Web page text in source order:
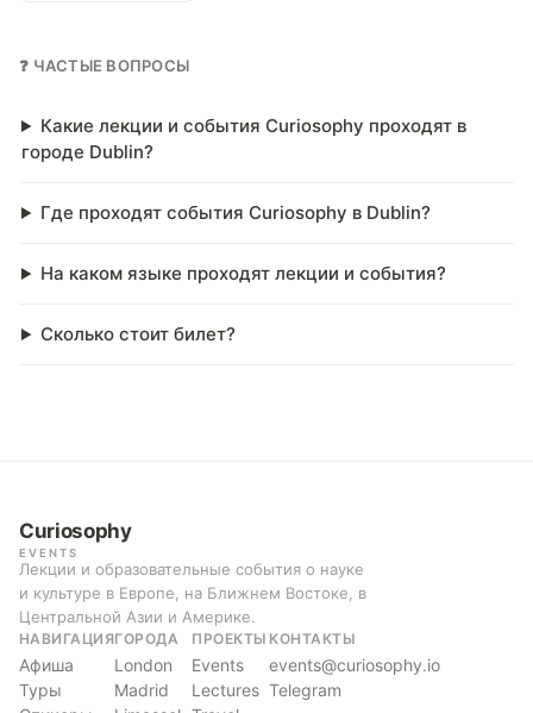
❓ ЧАСТЫЕ ВОПРОСЫ
Какие лекции и события Curiosophy проходят в
городе Dublin?
Где проходят события Curiosophy в Dublin?
На каком языке проходят лекции и события?
Сколько стоит билет?
Curiosophy
EVENTS
Лекции и образовательные события о науке
и культуре в Европе, на Ближнем Востоке, в
Центральной Азии и Америке.
НАВИГАЦИЯ
Афиша
Туры
ГОРОДА
London
Madrid
ПРОЕКТЫ
Events
Lectures
КОНТАКТЫ
events@curiosophy.io
Telegram